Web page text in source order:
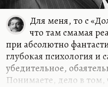
Для меня, то с
что там смамая
при абсолютно
глубокая психология и
убедительное,
Понимаете, дело в том,